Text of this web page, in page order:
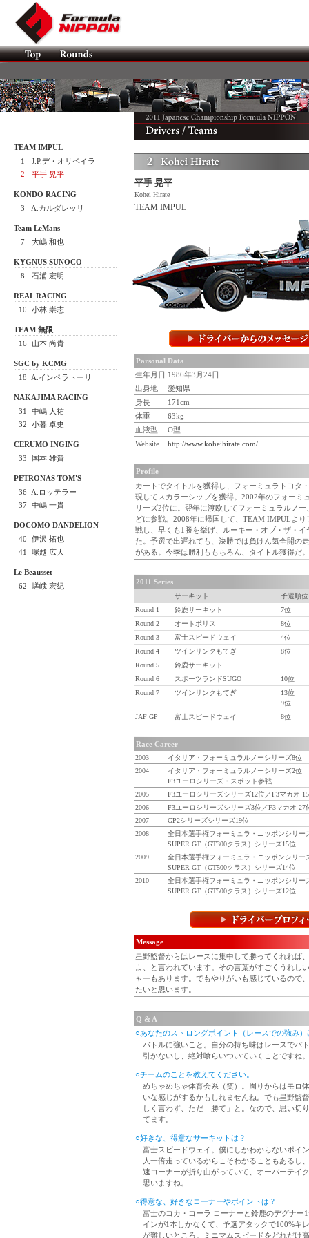
TEAM IMPUL
1
J.P.デ・オリベイラ
2
平手 晃平
KONDO RACING
3
A.カルダレッリ
Team LeMans
7
大嶋 和也
KYGNUS SUNOCO
8
石浦 宏明
REAL RACING
10
小林 崇志
TEAM 無限
16
山本 尚貴
SGC by KCMG
18
A.インペラトーリ
NAKAJIMA RACING
31
中嶋 大祐
32
小暮 卓史
CERUMO INGING
33
国本 雄資
PETRONAS TOM'S
36 A.ロッテラー
37 中嶋 一貴
DOCOMO DANDELION
40
伊沢 拓也
41
塚越 広大
Le Beausset
62
嵯峨 宏紀
平手 晃平
Kohei Hirate
TEAM IMPUL
Parsonal Data
生年月日 1986年3月24日
出身地
愛知県
身長
171cm
体重
63kg
血液型
O型
Website
http://www.koheihirate.com/
Profile
カートでタイトルを獲得し、フォーミュラトヨタ
現してスカラーシップを獲得。2002年のフォーミ
リーズ2位に。翌年に渡欧してフォーミュラルノー
どに参戦。2008年に帰国して、TEAM IMPULよ
戦し、早くも1勝を挙げ、ルーキー・オブ・ザ・
た。予選で出遅れても、決勝では負けん気全開の
がある。今季は勝利ももちろん、タイトル獲得だ。
2011 Series
サーキット
予選順位
Round 1
鈴鹿サーキット
7位
Round 2
オートポリス
8位
Round 3
富士スピードウェイ
4位
Round 4
ツインリンクもてぎ
8位
Round 5
鈴鹿サーキット
Round 6
スポーツランドSUGO
10位
Round 7
ツインリンクもてぎ
13位
9位
JAF GP
富士スピードウェイ 8位
Race Career
2003
イタリア・フォーミュラルノーシリーズ8位
2004
イタリア・フォーミュラルノーシリーズ2位
F3ユーロシリーズ・スポット参戦
2005
F3ユーロシリーズシリーズ12位／F3マカオ
2006
F3ユーロシリーズシリーズ3位／F3マカオ 27
2007
GP2シリーズシリーズ19位
2008
全日本選手権フォーミュラ・ニッポンシリ
SUPER GT（GT300クラス）シリーズ15位
2009
全日本選手権フォーミュラ・ニッポンシリー
SUPER GT（GT500クラス）シリーズ14位
2010
全日本選手権フォーミュラ・ニッポンシリー
SUPER GT（GT500クラス）シリーズ12位
Message
星野監督からはレースに集中して勝ってくれれば
よ、と言われています。その言葉がすごくうれし
ャーもあります。でもやりがいも感じているので
たいと思います。
Q & A
○あなたのストロングポイント（レースでの強み）
バトルに強いこと。自分の持ち味はレースでバ
引かないし、絶対喰らいついていくことですね
○チームのことを教えてください。
めちゃめちゃ体育会系（笑）。周りからはモロ
いな感じがするかもしれませんね。でも星野監
しく言わず、ただ「勝て」と。なので、思い切
てます。
○好きな、得意なサーキットは ?
富士スピードウェイ。僕にしかわからないポイ
人一倍走っているからこそわかることもあるし
速コーナーが折り曲がっていて、オーバーテイ
思いますね。
○得意な、好きなコーナーやポイントは ?
富士のコカ・コーラ コーナーと鈴鹿のデグナー
インが1本しかなくて、予選アタックで100%キ
が難しいところ。ミニマムスピードをどれだけ